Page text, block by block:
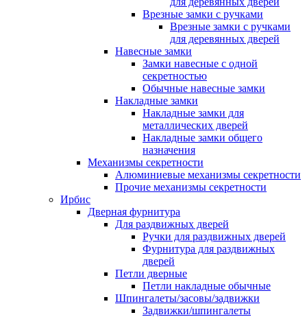
Врезные замки с ручками
Врезные замки с ручками
для деревянных дверей
Навесные замки
Замки навесные с одной
секретностью
Обычные навесные замки
Накладные замки
Накладные замки для
металлических дверей
Накладные замки общего
назначения
Механизмы секретности
Алюминиевые механизмы секретности
Прочие механизмы секретности
Ирбис
Дверная фурнитура
Для раздвижных дверей
Ручки для раздвижных дверей
Фурнитура для раздвижных
дверей
Петли дверные
Петли накладные обычные
Шпингалеты/засовы/задвижки
Задвижки/шпингалеты